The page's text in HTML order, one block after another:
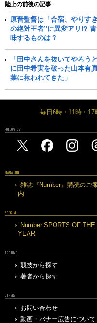
陸上の前後の記事
原晋監督は「合宿、やりす
の絶対王者”に異変アリ!?
味するものは？
「田中さんを抜いてやろう
に田中希実を破った山本有
葉に救われてきた」
毎日6時・11時・
FOLLOW US
MAGAZINE
雑誌『Number』購読のご
内
SPECIAL
Number SPORTS OF THE
YEAR
ARCHIVE
競技から探す
著者から探す
OTHERS
お問い合わせ
動画・バナー広告について